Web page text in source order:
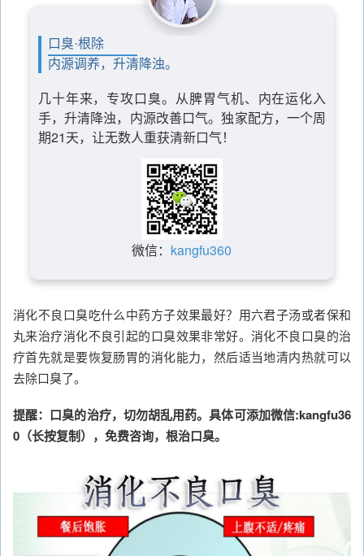
口臭·根除
内源调养，升清降浊。
几十年来，专攻口臭。从脾胃气机、内在运化入
手，升清降浊，内源改善口气。独家配方，一个周
期21天，让无数人重获清新口气！
微信： kangfu360
消化不良口臭吃什么中药方子效果最好？用六君子汤或者保和
丸来治疗消化不良引起的口臭效果非常好。消化不良口臭的治
疗首先就是要恢复肠胃的消化能力，然后适当地清内热就可以
去除口臭了。
提醒：口臭的治疗，切勿胡乱用药。具体可添加微信:kangfu36
0（长按复制），免费咨询，根治口臭。